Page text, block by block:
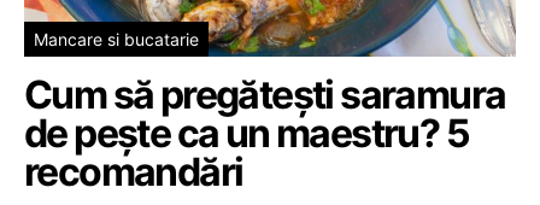
Mancare si bucatarie
Cum să pregătești saramura
de pește ca un maestru? 5
recomandări